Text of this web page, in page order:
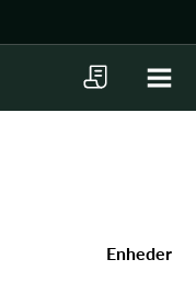
Enheder